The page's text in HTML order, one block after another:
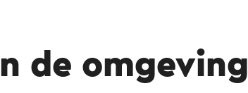
In de omgeving